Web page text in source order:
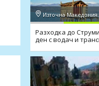
Разходка до
ден с водач и